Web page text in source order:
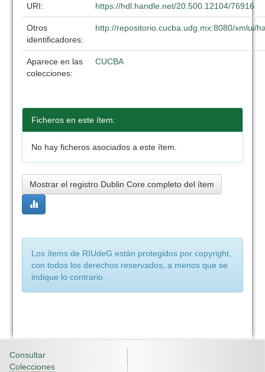
URI: https://hdl.handle.net/20.500.12104/76916
Otros
identificadores:
http://repositorio.cucba.udg.mx:8080/xmlui/
Aparece en las
colecciones:
CUCBA
Ficheros en este ítem:
No hay ficheros asociados a este ítem.
Mostrar el registro Dublin Core completo del ítem
Los ítems de RIUdeG están protegidos por copyright,
con todos los derechos reservados, a menos que se
indique lo contrario.
Consultar
Colecciones